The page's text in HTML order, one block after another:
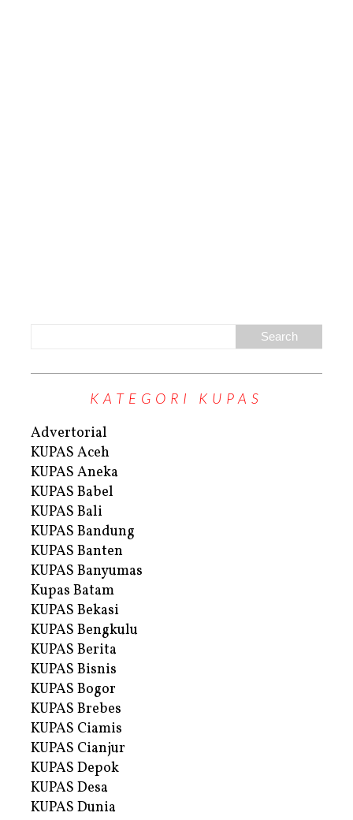
KATEGORI KUPAS
Advertorial
KUPAS Aceh
KUPAS Aneka
KUPAS Babel
KUPAS Bali
KUPAS Bandung
KUPAS Banten
KUPAS Banyumas
Kupas Batam
KUPAS Bekasi
KUPAS Bengkulu
KUPAS Berita
KUPAS Bisnis
KUPAS Bogor
KUPAS Brebes
KUPAS Ciamis
KUPAS Cianjur
KUPAS Depok
KUPAS Desa
KUPAS Dunia